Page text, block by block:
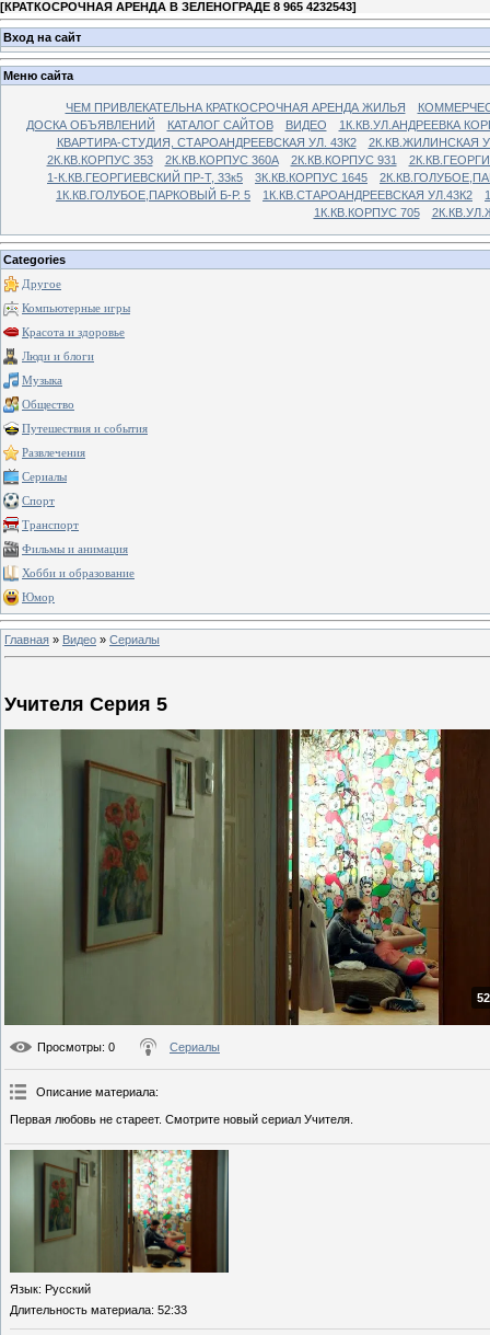
[КРАТКОСРОЧНАЯ АРЕНДА В ЗЕЛЕНОГРАДЕ 8 965 4232543]
Вход на сайт
Меню сайта
ЧЕМ ПРИВЛЕКАТЕЛЬНА КРАТКОСРОЧНАЯ АРЕНДА ЖИЛЬЯ
ДОСКА ОБЪЯВЛЕНИЙ
КАТАЛОГ САЙТОВ ВИДЕО
1К.КВ.УЛ.АНДРЕЕВКА
КВАРТИРА-СТУДИЯ, СТАРОАНДРЕЕВСКАЯ УЛ. 43К2
2К.КВ.ЖИЛИНСКАЯ
2К.КВ.КОРПУС 353
2К.КВ.КОРПУС 360А 2К.КВ.КОРПУС 931
1-К.КВ.ГЕОРГИЕВСКИЙ ПР-Т, 33к5
3К.КВ.КОРПУС 1645
1К.КВ.ГОЛУБОЕ,ПАРКОВЫЙ Б-Р. 5
1К.КВ.СТАРОАНДРЕЕВСКАЯ УЛ.43К2
1К.КВ.КОРПУС 705
Categories
Другое
Компьютерные игры
Красота и здоровье
Люди и блоги
Музыка
Общество
Путешествия и события
Развлечения
Сериалы
Спорт
Транспорт
Фильмы и анимация
Хобби и образование
Юмор
Главная » Видео » Сериалы
Учителя Серия 5
Просмотры: 0 Сериалы
Описание материала:
Первая любовь не стареет. Смотрите новый сериал Учителя.
Язык: Русский
Длительность материала: 52:33